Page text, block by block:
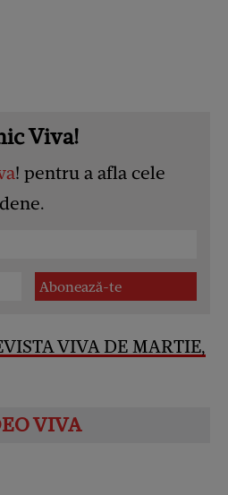
Viva!
! pentru a afla cele
VIVA DE MARTIE,